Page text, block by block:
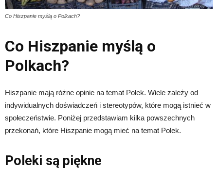
Co Hiszpanie myślą o Polkach?
Co Hiszpanie myślą o
Polkach?
Hiszpanie mają różne opinie na temat Polek. Wiele zależy od
indywidualnych doświadczeń i stereotypów, które mogą istnieć w
społeczeństwie. Poniżej przedstawiam kilka powszechnych
przekonań, które Hiszpanie mogą mieć na temat Polek.
Poleki są piękne